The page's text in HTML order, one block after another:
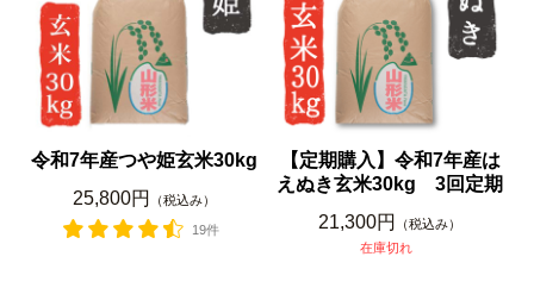
令和7年産つや姫玄米30kg
25,800円
（税込み）
19件
【定期購入】令和7年産は
えぬき玄米30kg 3回定期
21,300円
（税込み）
在庫切れ